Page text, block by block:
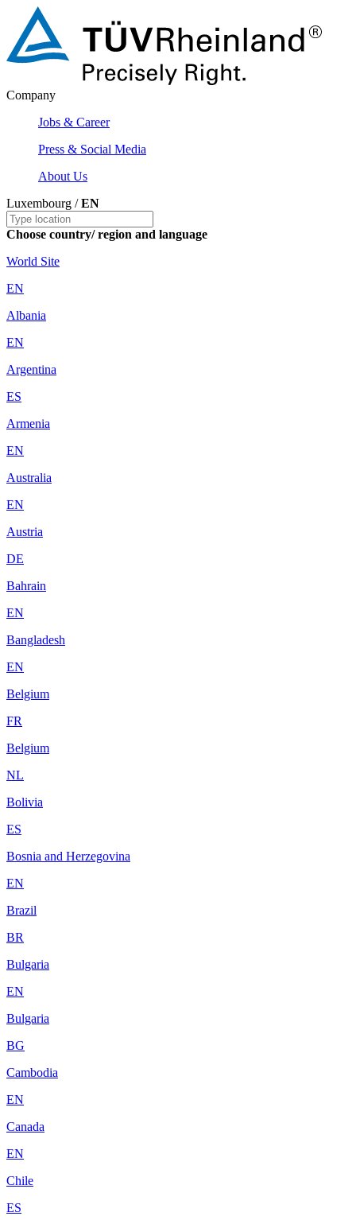
Company
Jobs & Career
Press & Social Media
About Us
Luxembourg /EN
Choose country/ region and language
World Site
EN
Albania
EN
Argentina
ES
Armenia
EN
Australia
EN
Austria
DE
Bahrain
EN
Bangladesh
EN
Belgium
FR
Belgium
NL
Bolivia
ES
Bosnia and Herzegovina
EN
Brazil
BR
Bulgaria
EN
Bulgaria
BG
Cambodia
EN
Canada
EN
Chile
ES